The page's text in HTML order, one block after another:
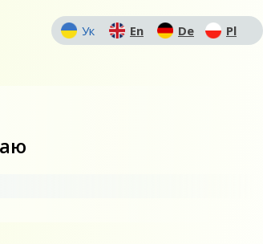
Ук En De Pl